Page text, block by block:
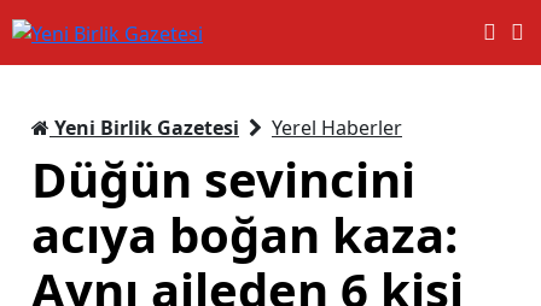
Yeni Birlik Gazetesi Yerel Haberler
Düğün sevincini
acıya boğan kaza:
Aynı aileden 6 kişi